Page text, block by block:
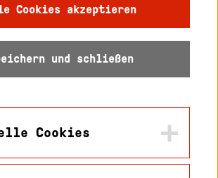
Cookies akzeptieren
und schließen
Cookies